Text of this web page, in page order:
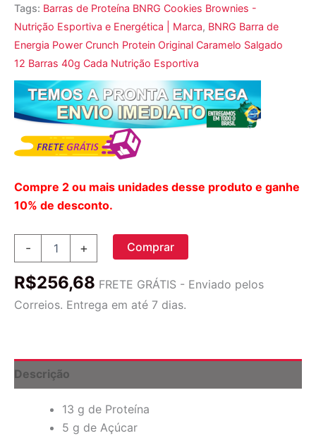
Tags: Barras de Proteína BNRG Cookies Brownies -
Nutrição Esportiva e Energética | Marca, BNRG Barra de
Energia Power Crunch Protein Original Caramelo Salgado
12 Barras 40g Cada Nutrição Esportiva
Compre 2 ou mais unidades desse produto e ganhe
10% de desconto.
-
Energia
Crunch
Salgado,
12
+ Comprar
R$256,68 FRETE GRÁTIS - Enviado pelos
Correios. Entrega em até 7 dias.
Descrição
13 g de Proteína
5 g de Açúcar